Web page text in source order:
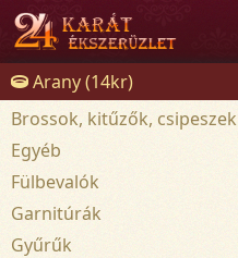
Arany (14kr)
Brossok, kitűzők, csipeszek
Egyéb
Fülbevalók
Garnitúrák
Gyűrűk